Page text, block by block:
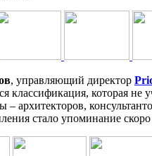
, управляющий директор
классификация, которая
– архитекторов,
стало упоминание